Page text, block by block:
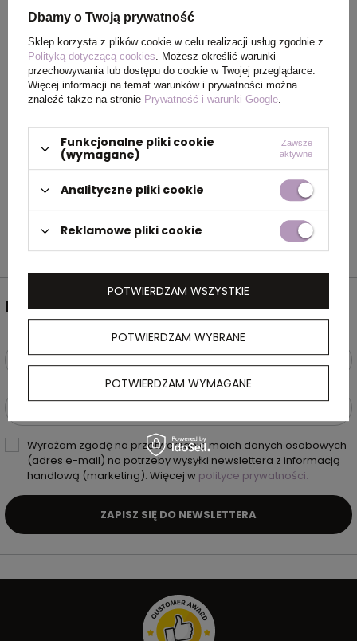
Rozmiar 1,3 x 1,3
Kolor szary
Minimalna ilość zamówienia: 50 szt. Metalowy
pins na srebrnej blaszce, zalewany żywicą.
Doming w cenie!
NEWSLETTER
Podaj swoje imię i nazwisko
Wyrażam zgodę na przetwarzanie moich danych osobowych
(adres e-mail) na potrzeby wysyłki newslettera z informacją
handlową (marketing). Więcej w polityce prywatności.
ZAPISZ SIĘ DO NEWSLETTERA
Dbamy o Twoją prywatność
Sklep korzysta z plików cookie w celu realizacji usług zgodnie z
Polityką dotyczącą cookies. Możesz określić warunki
przechowywania lub dostępu do cookie w Twojej przeglądarce.
Więcej informacji na temat warunków i prywatności można
znaleźć także na stronie Prywatność i warunki Google.
Funkcjonalne pliki cookie
(wymagane)
Zawsze
aktywne
Analityczne pliki cookie
Reklamowe pliki cookie
POTWIERDZAM WYBRANE
POTWIERDZAM WYMAGANE
POTWIERDZAM WSZYSTKIE